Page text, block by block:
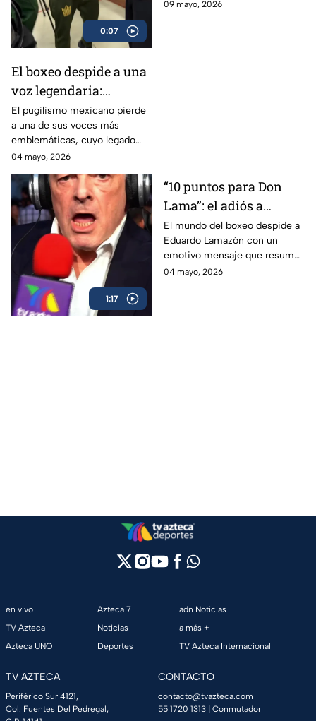
0:07
Arce
09 mayo, 2026
El boxeo despide a una
voz legendaria:
Eduardo Lamazón
El pugilismo mexicano pierde
a una de sus voces más
emblemáticas, cuyo legado
marcó a generaciones.
04 mayo, 2026
1:17
“10 puntos para Don
Lama”: el adiós a
Eduardo Lamazón
El mundo del boxeo despide a
Eduardo Lamazón con un
emotivo mensaje que resume
su legado imborrable.
04 mayo, 2026
en vivo
TV Azteca
Azteca UNO
Azteca 7
Noticias
Deportes
adn Noticias
a más +
TV Azteca Internacional
TV AZTECA
Periférico Sur 4121,
Col. Fuentes Del Pedregal,
CONTACTO
contacto@tvazteca.com
55 1720 1313 | Conmutador